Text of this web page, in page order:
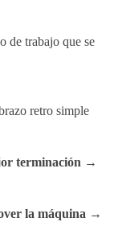
de trabajo que se
retro simple
terminación →
la máquina →